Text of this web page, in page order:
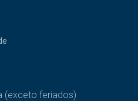
(exceto feriados)